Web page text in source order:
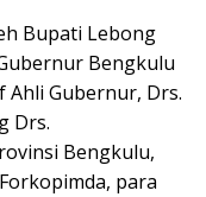
Bupati Lebong
Bengkulu
Ahli Gubernur, Drs.
Drs.
Bengkulu,
para